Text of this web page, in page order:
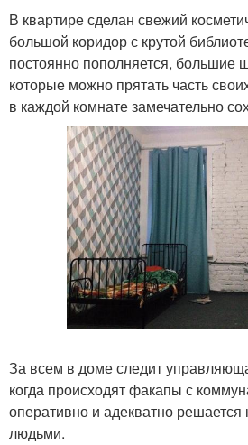
В квартире сделан свежий
большой коридор с крутой
постоянно пополняется, большие
которые можно прятать часть
в каждой комнате замечательно
За всем в доме следит
когда происходят факапы с
оперативно и адекватно
людьми.